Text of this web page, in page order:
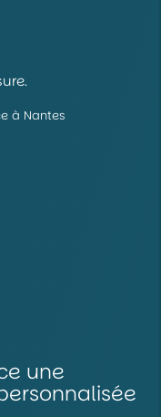
à Nantes
une